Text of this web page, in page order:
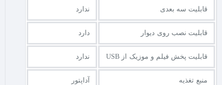
قابلیت سه بعدی ندارد
قابلیت نصب روی دیوار دارد
قابلیت پخش فیلم و موزیک از USB ندارد
منبع تغذیه آداپتور